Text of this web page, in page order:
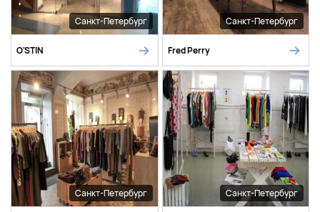
Санкт-Петербург
O'STIN
Санкт-Петербург
Fred Perry
Санкт-Петербург Санкт-Петербург